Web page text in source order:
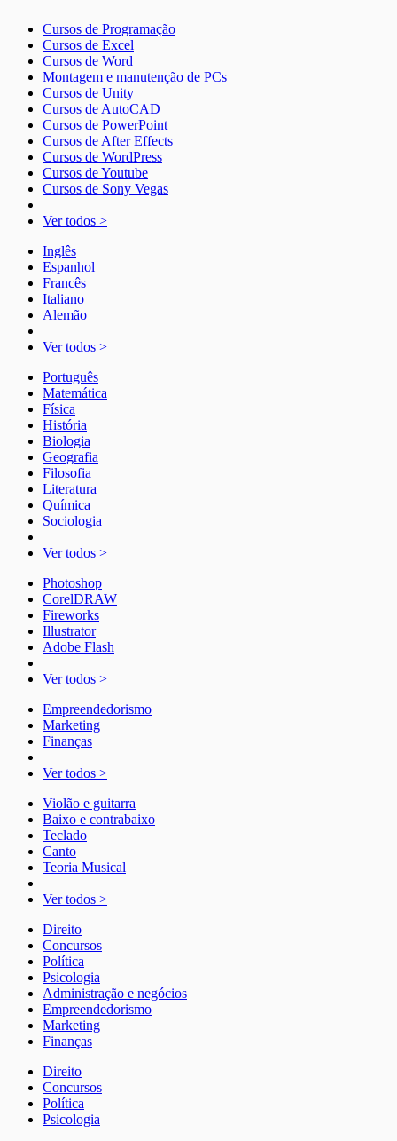
Cursos de Programação
Cursos de Excel
Cursos de Word
Montagem e manutenção de PCs
Cursos de Unity
Cursos de AutoCAD
Cursos de PowerPoint
Cursos de After Effects
Cursos de WordPress
Cursos de Youtube
Cursos de Sony Vegas
Ver todos >
Inglês
Espanhol
Francês
Italiano
Alemão
Ver todos >
Português
Matemática
Física
História
Biologia
Geografia
Filosofia
Literatura
Química
Sociologia
Ver todos >
Photoshop
CorelDRAW
Fireworks
Illustrator
Adobe Flash
Ver todos >
Empreendedorismo
Marketing
Finanças
Ver todos >
Violão e guitarra
Baixo e contrabaixo
Teclado
Canto
Teoria Musical
Ver todos >
Direito
Concursos
Política
Psicologia
Administração e negócios
Empreendedorismo
Marketing
Finanças
Direito
Concursos
Política
Psicologia